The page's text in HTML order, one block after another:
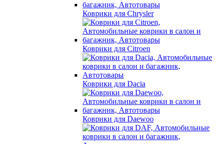
Коврики для Chrysler
Коврики для Citroen
Коврики для Dacia
Коврики для Daewoo